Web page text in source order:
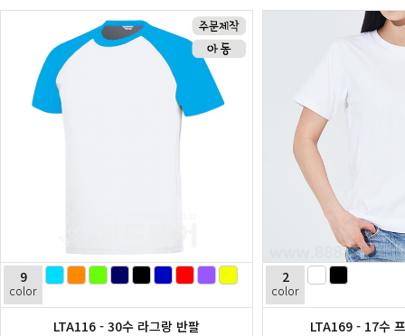
9
color
LTA116 - 30수 라그랑 반팔
2
color
LTA169 - 17수